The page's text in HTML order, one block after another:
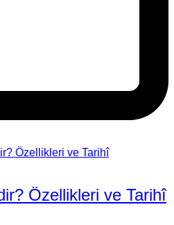
Özellikleri ve Tarihî